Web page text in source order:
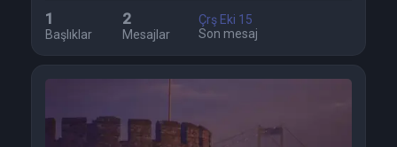
1
Başlıklar
2
Mesajlar
Çrş Eki 15
Son mesaj